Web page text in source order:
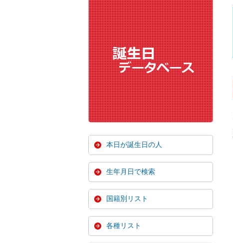
本日が誕生日の人
生年月日で検索
国籍別リスト
各種リスト